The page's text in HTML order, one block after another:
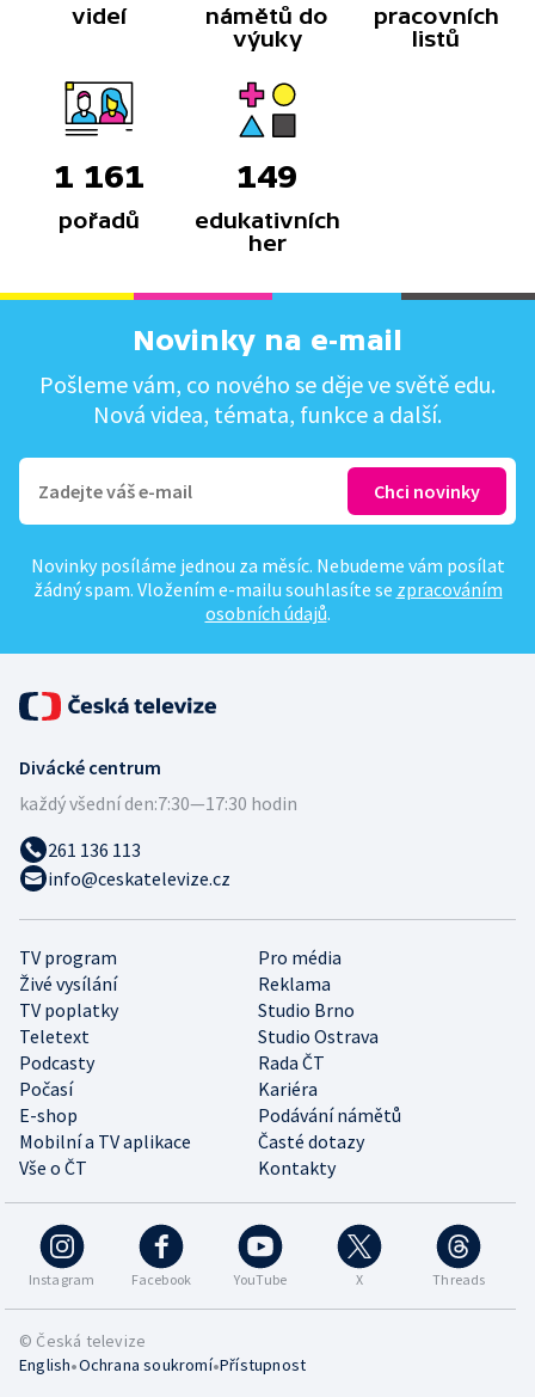
videí
námětů do
výuky
pracovních
listů
1 161
pořadů
149
edukativních
her
Novinky na e-mail
Pošleme vám, co nového se děje ve světě edu.
Nová videa, témata, funkce a další.
Novinky posíláme jednou za měsíc. Nebudeme vám posílat
žádný spam. Vložením e-mailu souhlasíte se zpracováním
osobních údajů.